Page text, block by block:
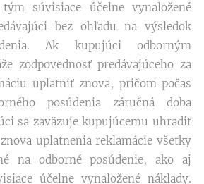
súvisiace účelne vynaložené
bez ohľadu na výsledok
Ak kupujúci odborným
zodpovednosť predávajúceho za
uplatniť znova, pričom počas
posúdenia záručná doba
sa zaväzuje kupujúcemu uhradiť
uplatnenia reklamácie všetky
na odborné posúdenie, ako aj
účelne vynaložené náklady.